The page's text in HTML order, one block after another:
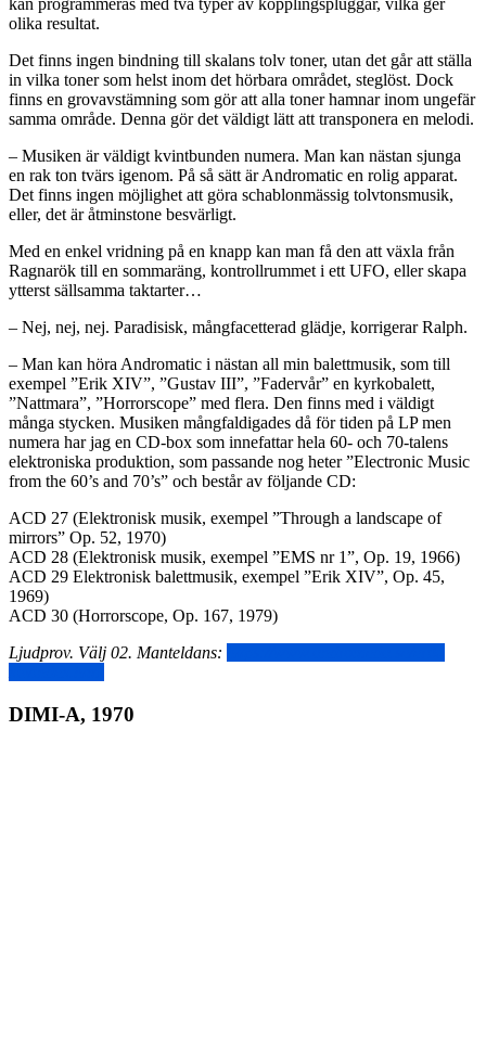
kan programmeras med två typer av kopplingspluggar, vilka ger
olika resultat.
Det finns ingen bindning till skalans tolv toner, utan det går att ställa
in vilka toner som helst inom det hörbara området, steglöst. Dock
finns en grovavstämning som gör att alla toner hamnar inom ungefär
samma område. Denna gör det väldigt lätt att transponera en melodi.
– Musiken är väldigt kvintbunden numera. Man kan nästan sjunga
en rak ton tvärs igenom. På så sätt är Andromatic en rolig apparat.
Det finns ingen möjlighet att göra schablonmässig tolvtonsmusik,
eller, det är åtminstone besvärligt.
Med en enkel vridning på en knapp kan man få den att växla från
Ragnarök till en sommaräng, kontrollrummet i ett UFO, eller skapa
ytterst sällsamma taktarter…
– Nej, nej, nej. Paradisisk, mångfacetterad glädje, korrigerar Ralph.
– Man kan höra Andromatic i nästan all min balettmusik, som till
exempel ”Erik XIV”, ”Gustav III”, ”Fadervår” en kyrkobalett,
”Nattmara”, ”Horrorscope” med flera. Den finns med i väldigt
många stycken. Musiken mångfaldigades då för tiden på LP men
numera har jag en CD-box som innefattar hela 60- och 70-talens
elektroniska produktion, som passande nog heter ”Electronic Music
from the 60’s and 70’s” och består av följande CD:
ACD 27 (Elektronisk musik, exempel ”Through a landscape of
mirrors” Op. 52, 1970)
ACD 28 (Elektronisk musik, exempel ”EMS nr 1”, Op. 19, 1966)
ACD 29 Elektronisk balettmusik, exempel ”Erik XIV”, Op. 45,
1969)
ACD 30 (Horrorscope, Op. 167, 1979)
Ljudprov. Välj 02. Manteldans:
DIMI-A, 1970